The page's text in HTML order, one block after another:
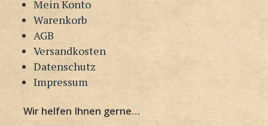
Mein Konto
Warenkorb
AGB
Versandkosten
Datenschutz
Impressum
Wir helfen Ihnen gerne…